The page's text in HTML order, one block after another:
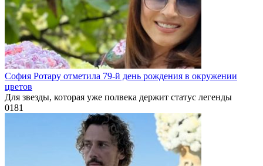
София Ротару отметила 79-й день рождения в окружении
цветов
Для звезды, которая уже полвека держит статус легенды
0181